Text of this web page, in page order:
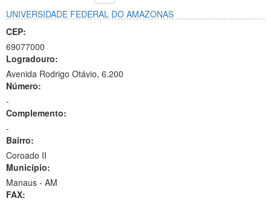
UNIVERSIDADE FEDERAL DO AMAZONAS
CEP:
69077000
Logradouro:
Avenida Rodrigo Otávio, 6.200
Número:
-
Complemento:
-
Bairro:
Coroado II
Município:
Manaus - AM
FAX: